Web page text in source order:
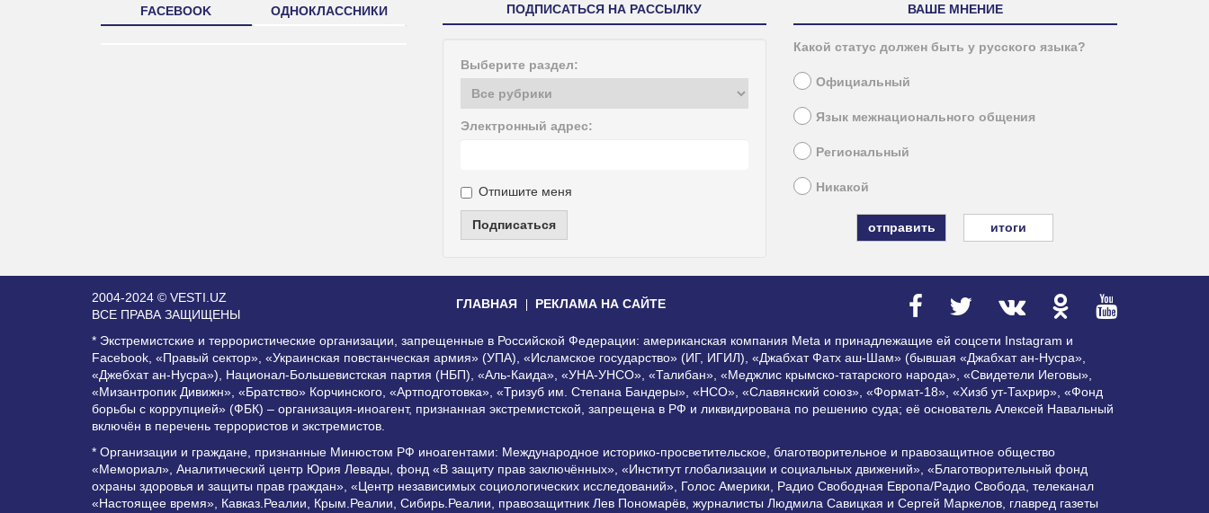
FACEBOOK ОДНОКЛАССНИКИ ПОДПИСАТЬСЯ НА РАССЫЛКУ
Выберите раздел:
Электронный адрес:
Отпишите меня
Подписаться
ВАШЕ МНЕНИЕ
Какой статус должен быть у русского языка?
Официальный
Язык межнационального общения
Региональный
Никакой
итоги
2004-2024 © VESTI.UZ
ВСЕ ПРАВА ЗАЩИЩЕНЫ
ГЛАВНАЯ РЕКЛАМА НА САЙТЕ
* Экстремистские и террористические организации, запрещенные в Российской Федерации: американская компания Meta и принадлежащие ей соцсети Instagram и
Facebook, «Правый сектор», «Украинская повстанческая армия» (УПА), «Исламское государство» (ИГ, ИГИЛ), «Джабхат Фатх аш-Шам» (бывшая «Джабхат ан-Нусра»,
«Джебхат ан-Нусра»), Национал-Большевистская партия (НБП), «Аль-Каида», «УНА-УНСО», «Талибан», «Меджлис крымско-татарского народа», «Свидетели Иеговы»,
«Мизантропик Дивижн», «Братство» Корчинского, «Артподготовка», «Тризуб им. Степана Бандеры», «НСО», «Славянский союз», «Формат-18», «Хизб ут-Тахрир», «Фонд
борьбы с коррупцией» (ФБК) – организация-иноагент, признанная экстремистской, запрещена в РФ и ликвидирована по решению суда; её основатель Алексей Навальный
включён в перечень террористов и экстремистов.
* Организации и граждане, признанные Минюстом РФ иноагентами: Международное историко-просветительское, благотворительное и правозащитное общество
«Мемориал», Аналитический центр Юрия Левады, фонд «В защиту прав заключённых», «Институт глобализации и социальных движений», «Благотворительный фонд
охраны здоровья и защиты прав граждан», «Центр независимых социологических исследований», Голос Америки, Радио Свободная Европа/Радио Свобода, телеканал
«Настоящее время», Кавказ.Реалии, Крым.Реалии, Сибирь.Реалии, правозащитник Лев Пономарёв, журналисты Людмила Савицкая и Сергей Маркелов, главред газеты